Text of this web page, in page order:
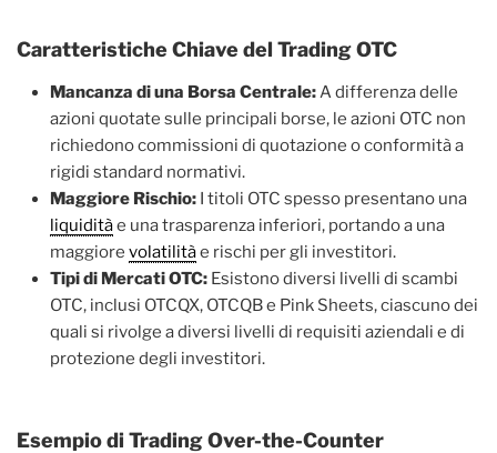
Caratteristiche Chiave del Trading OTC
Mancanza di una Borsa Centrale: A differenza delle
azioni quotate sulle principali borse, le azioni OTC non
richiedono commissioni di quotazione o conformità a
rigidi standard normativi.
Maggiore Rischio: I titoli OTC spesso presentano una
liquiditàe una trasparenza inferiori, portando a una
maggiore volatilitàe rischi per gli investitori.
Tipi di Mercati OTC: Esistono diversi livelli di scambi
OTC, inclusi OTCQX, OTCQB e Pink Sheets, ciascuno dei
quali si rivolge a diversi livelli di requisiti aziendali e di
protezione degli investitori.
Esempio di Trading Over-the-Counter